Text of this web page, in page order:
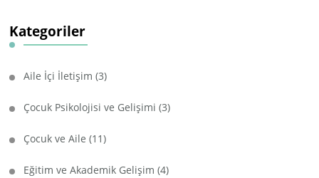
Kategoriler
Aile İçi İletişim (3)
Çocuk Psikolojisi ve Gelişimi (3)
Çocuk ve Aile (11)
Eğitim ve Akademik Gelişim (4)